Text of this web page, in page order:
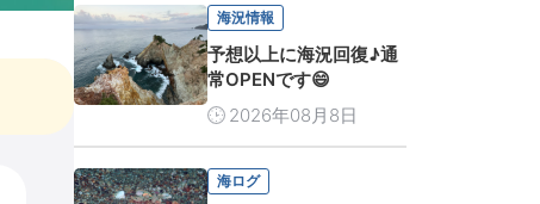
海況情報
予想以上に海況回復♪通
常OPENです😄
2026年08月8日
海ログ